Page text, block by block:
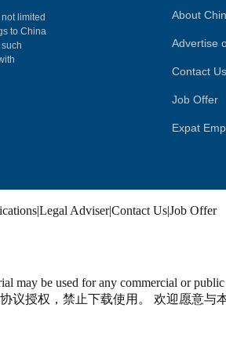
limited
to China
About
Advertise
Contact Us
Job Offer
Expat
|Legal Adviser|Contact Us|Job Offer
may be used for any commercial or
授权，禁止下载使用。 欢迎愿意与